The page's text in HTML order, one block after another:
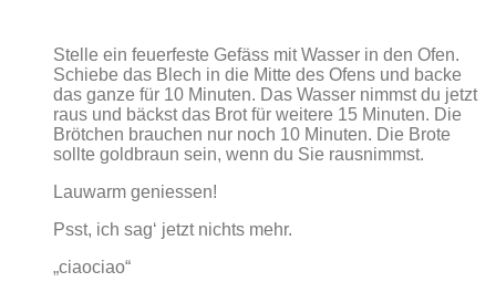
Stelle ein feuerfeste Gefäss mit Wasser in den Ofen.
Schiebe das Blech in die Mitte des Ofens und backe
das ganze für 10 Minuten. Das Wasser nimmst du jetzt
raus und bäckst das Brot für weitere 15 Minuten. Die
Brötchen brauchen nur noch 10 Minuten. Die Brote
sollte goldbraun sein, wenn du Sie rausnimmst.
Lauwarm geniessen!
Psst, ich sag‘ jetzt nichts mehr.
„ciaociao“